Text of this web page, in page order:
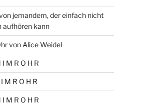
jemandem, der einfach nicht
aufhören kann
von Alice Weidel
I M R O H R
M R O H R
I M R O H R